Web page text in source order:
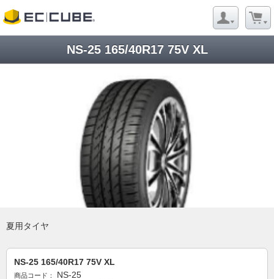
NS-25 165/40R17 75V XL
夏用タイヤ
NS-25 165/40R17 75V XL
商品コード： NS-25